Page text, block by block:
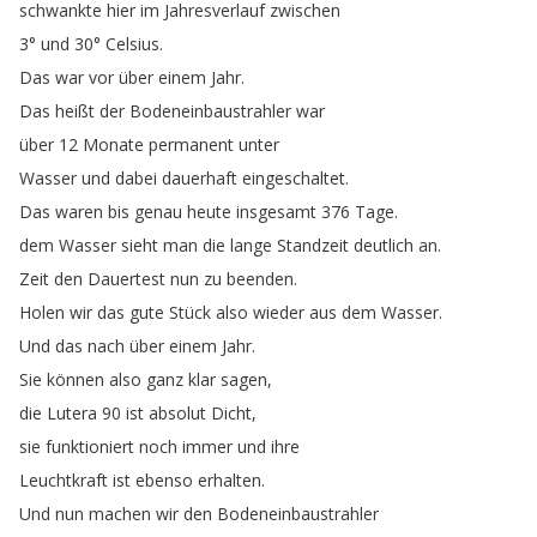
schwankte hier im Jahresverlauf zwischen
3° und 30° Celsius.
Das war vor über einem Jahr.
Das heißt der Bodeneinbaustrahler war
über 12 Monate permanent unter
Wasser und dabei dauerhaft eingeschaltet.
Das waren bis genau heute insgesamt 376 Tage.
dem Wasser sieht man die lange Standzeit deutlich an.
Zeit den Dauertest nun zu beenden.
Holen wir das gute Stück also wieder aus dem Wasser.
Und das nach über einem Jahr.
Sie können also ganz klar sagen,
die Lutera 90 ist absolut Dicht,
sie funktioniert noch immer und ihre
Leuchtkraft ist ebenso erhalten.
Und nun machen wir den Bodeneinbaustrahler